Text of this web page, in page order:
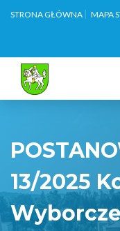
STRONA GŁÓWNA MAPA
13/2025